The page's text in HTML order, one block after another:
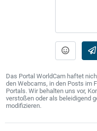
Das Portal WorldCam haftet
den Webcams, in den Posts im
Portals. Wir behalten uns vor,
verstoßen oder als beleidigend
modifizieren.